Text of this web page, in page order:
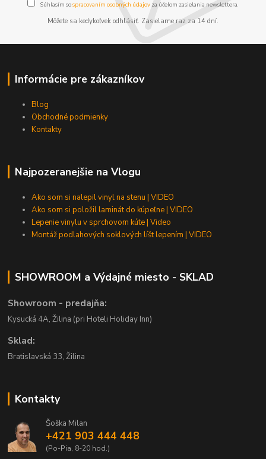
Súhlasím sospracovaním osobných údajov za účelom zasielania newslettera.
Môžete sa kedykoľvek odhlásiť. Zasielame raz za 14 dní.
Informácie pre zákazníkov
Blog
Obchodné podmienky
Kontakty
Najpozeranejšie na Vlogu
Ako som si nalepil vinyl na stenu | VIDEO
Ako som si položil laminát do kúpeľne | VIDEO
Lepenie vinylu v sprchovom kúte | Video
Montáž podlahových soklových líšt lepením | VIDEO
SHOWROOM a Výdajné miesto - SKLAD
Showroom - predajňa:
Kysucká 4A, Žilina (pri Hoteli Holiday Inn)
Sklad:
Bratislavská 33, Žilina
Kontakty
Šoška Milan
+421 903 444 448
(Po-Pia, 8-20 hod.)